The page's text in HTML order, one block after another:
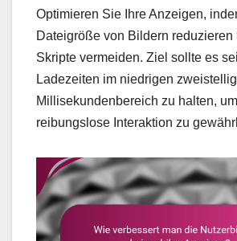
Optimieren Sie Ihre Anzeigen,
Dateigröße von Bildern reduzieren
Skripte vermeiden. Ziel sollte es
Ladezeiten im niedrigen
Millisekundenbereich zu halten,
reibungslose Interaktion zu